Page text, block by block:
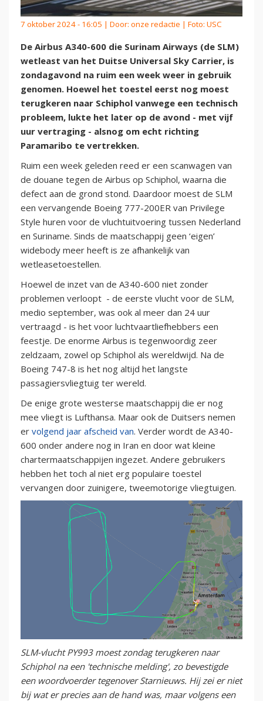
7 oktober 2024 - 16:05 | Door: onze redactie | Foto: USC
De Airbus A340-600 die Surinam Airways (de SLM)
wetleast van het Duitse Universal Sky Carrier, is
zondagavond na ruim een week weer in gebruik
genomen. Hoewel het toestel eerst nog moest
terugkeren naar Schiphol vanwege een technisch
probleem, lukte het later op de avond - met vijf
uur vertraging - alsnog om echt richting
Paramaribo te vertrekken.
Ruim een week geleden reed er een scanwagen van
de douane tegen de Airbus op Schiphol, waarna die
defect aan de grond stond. Daardoor moest de SLM
een vervangende Boeing 777-200ER van Privilege
Style huren voor de vluchtuitvoering tussen Nederland
en Suriname. Sinds de maatschappij geen ‘eigen’
widebody meer heeft is ze afhankelijk van
wetleasetoestellen.
Hoewel de inzet van de A340-600 niet zonder
problemen verloopt - de eerste vlucht voor de SLM,
medio september, was ook al meer dan 24 uur
vertraagd - is het voor luchtvaartliefhebbers een
feestje. De enorme Airbus is tegenwoordig zeer
zeldzaam, zowel op Schiphol als wereldwijd. Na de
Boeing 747-8 is het nog altijd het langste
passagiersvliegtuig ter wereld.
De enige grote westerse maatschappij die er nog
mee vliegt is Lufthansa. Maar ook de Duitsers nemen
er volgend jaar afscheid van. Verder wordt de A340-
600 onder andere nog in Iran en door wat kleine
chartermaatschappijen ingezet. Andere gebruikers
hebben het toch al niet erg populaire toestel
vervangen door zuinigere, tweemotorige vliegtuigen.
SLM-vlucht PY993 moest zondag terugkeren naar
Schiphol na een 'technische melding', zo bevestigde
een woordvoerder tegenover Starnieuws. Hij zei er niet
bij wat er precies aan de hand was, maar volgens een